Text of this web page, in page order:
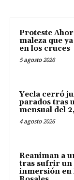
Proteste
maleza que
en los cruces
5 agosto 2026
Yecla cerró
parados tras
mensual del
4 agosto 2026
Reaniman a
tras sufrir un
inmersión en